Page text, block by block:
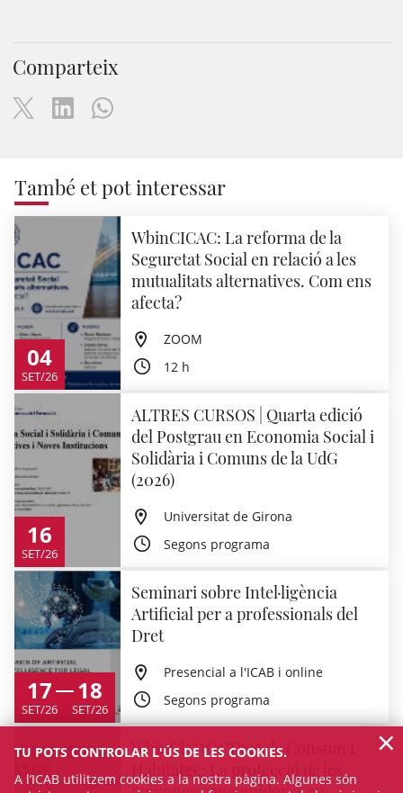
Comparteix
També et pot interessar
04
SET/26
WbinCICAC: La reforma de la
Seguretat Social en relació a les
mutualitats alternatives. Com ens
afecta?
ZOOM
12 h
16
SET/26
ALTRES CURSOS | Quarta edició
del Postgrau en Economia Social i
Solidària i Comuns de la UdG
(2026)
Universitat de Girona
Segons programa
17
SET/26
18
SET/26
Seminari sobre Intel·ligència
Artificial per a professionals del
Dret
Presencial a l'ICAB i online
Segons programa
WbinCICAC: "Dret de Consum i
Habitatge: La protecció de les
TU POTS CONTROLAR L'ÚS DE LES COOKIES.
A l’ICAB utilitzem cookies a la nostra pàgina. Algunes són
×